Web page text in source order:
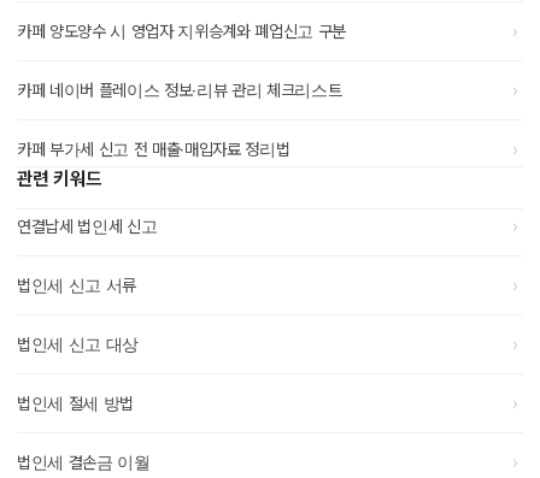
카페 양도양수 시 영업자 지위승계와 폐업신고 구분 ›
카페 네이버 플레이스 정보·리뷰 관리 체크리스트 ›
카페 부가세 신고 전 매출·매입자료 정리법 ›
관련 키워드
연결납세 법인세 신고 ›
법인세 신고 서류 ›
법인세 신고 대상 ›
법인세 절세 방법 ›
법인세 결손금 이월 ›